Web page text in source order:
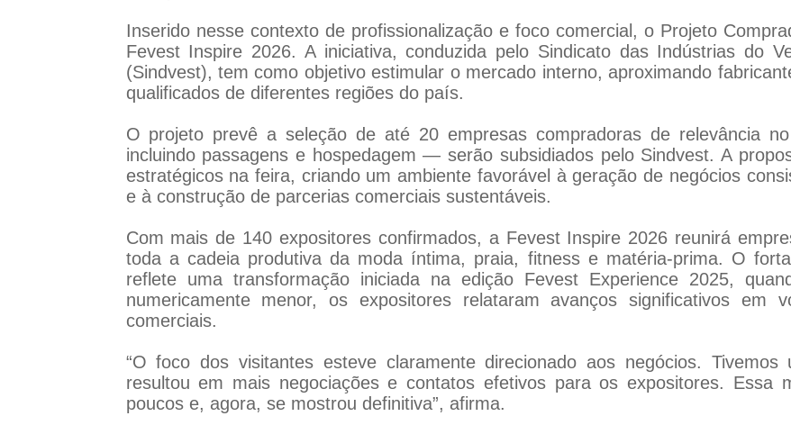
Inserido nesse contexto de profissionalização e foco comercial, o Projeto
Fevest Inspire 2026. A iniciativa, conduzida pelo Sindicato das Indústrias do
(Sindvest), tem como objetivo estimular o mercado interno, aproximando
qualificados de diferentes regiões do país.
O projeto prevê a seleção de até 20 empresas compradoras de relevância
incluindo passagens e hospedagem — serão subsidiados pelo Sindvest. A
estratégicos na feira, criando um ambiente favorável à geração de negócios
e à construção de parcerias comerciais sustentáveis.
Com mais de 140 expositores confirmados, a Fevest Inspire 2026 reunirá
toda a cadeia produtiva da moda íntima, praia, fitness e matéria-prima. O
reflete uma transformação iniciada na edição Fevest Experience 2025,
numericamente menor, os expositores relataram avanços significativos em
comerciais.
“O foco dos visitantes esteve claramente direcionado aos negócios.
resultou em mais negociações e contatos efetivos para os expositores. Essa
poucos e, agora, se mostrou definitiva”, afirma.